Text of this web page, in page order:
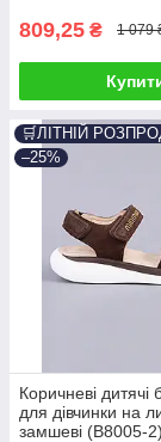
809,25 ₴ 1 079
🛒ЛІТНІЙ
–25%
Коричневі дитячі
для дівчинки на
замшеві (B8005-2)